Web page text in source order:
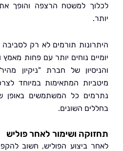
למשטח הרצפה והופך את פעולת
תורמים לא רק לסביבה
נוחים יותר עם פחות מאמץ
של חברת "ניקיון מהיר",
המתאימות במיוחד לצרכי
כל המשתמשים באופן שמשפר
השונים.
ושימור לאחר פוליש
ביצוע הפוליש, חשוב להקפיד על